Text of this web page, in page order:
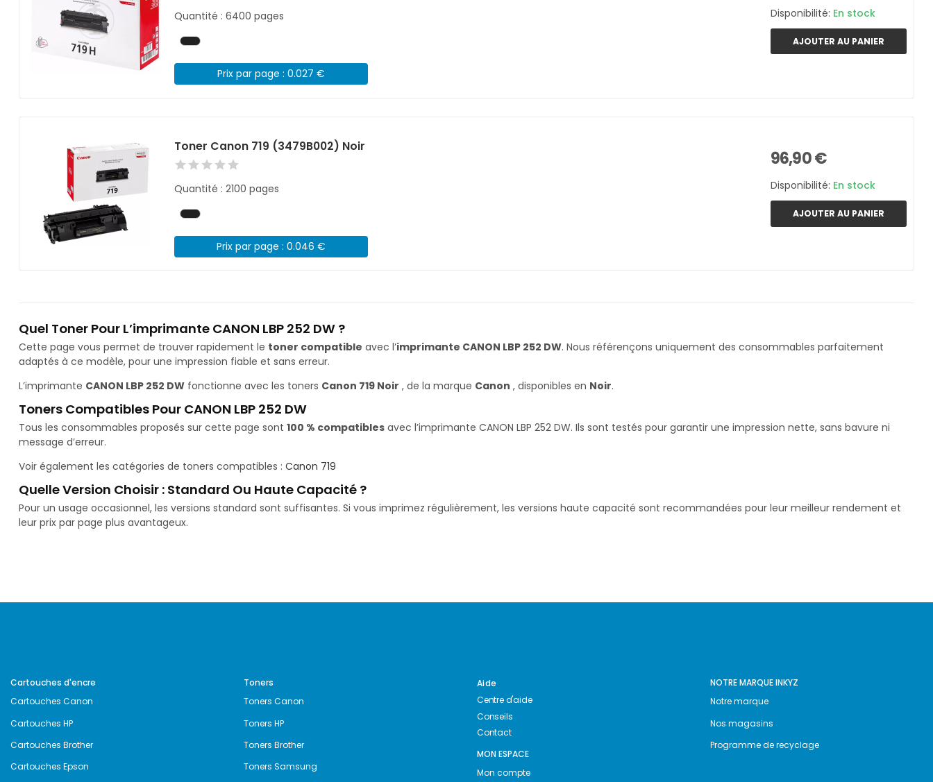
Quantité : 6400 pages
Prix par page : 0.027 €
Disponibilité: En stock
AJOUTER AU PANIER
Toner Canon 719 (3479B002) Noir
Quantité : 2100 pages
Prix par page : 0.046 €
96,90 €
Disponibilité: En stock
AJOUTER AU PANIER
Quel Toner Pour L’imprimante CANON LBP 252 DW ?
Cette page vous permet de trouver rapidement le toner compatible avec l’imprimante CANON LBP 252 DW. Nous référençons uniquement des consommables parfaitement
adaptés à ce modèle, pour une impression fiable et sans erreur.
L’imprimante CANON LBP 252 DW fonctionne avec les toners Canon 719 Noir , de la marque Canon , disponibles en Noir.
Toners Compatibles Pour CANON LBP 252 DW
Tous les consommables proposés sur cette page sont 100 % compatibles avec l’imprimante CANON LBP 252 DW. Ils sont testés pour garantir une impression nette, sans bavure ni
message d’erreur.
Voir également les catégories de toners compatibles : Canon 719
Quelle Version Choisir : Standard Ou Haute Capacité ?
Pour un usage occasionnel, les versions standard sont suffisantes. Si vous imprimez régulièrement, les versions haute capacité sont recommandées pour leur meilleur rendement et
leur prix par page plus avantageux.
Cartouches d'encre
Cartouches Canon
Cartouches HP
Cartouches Brother
Cartouches Epson
Toners
Toners Canon
Toners HP
Toners Brother
Toners Samsung
Aide
Centre d'aide
Conseils
Contact
MON ESPACE
Mon compte
NOTRE MARQUE INKYZ
Notre marque
Nos magasins
Programme de recyclage